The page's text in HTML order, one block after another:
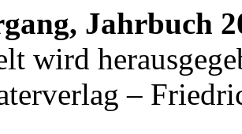
Jahrbuch
wird
–